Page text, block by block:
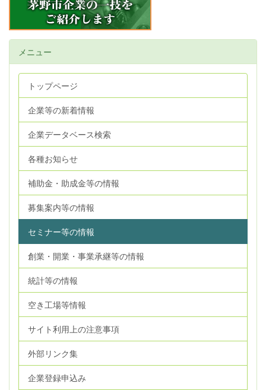
メニュー
トップページ
企業等の新着情報
企業データベース検索
各種お知らせ
補助金・助成金等の情報
募集案内等の情報
セミナー等の情報
創業・開業・事業承継等の情報
統計等の情報
空き工場等情報
サイト利用上の注意事項
外部リンク集
企業登録申込み